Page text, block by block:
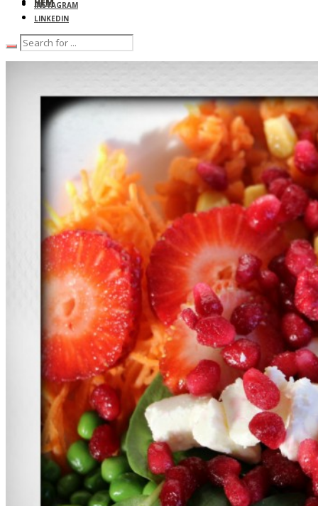
HEM
ANMÄLAN
KONTAKT
OM YOGAN
OM MIG
BLOGG
YOUTUBE
INSTAGRAM
LINKEDIN